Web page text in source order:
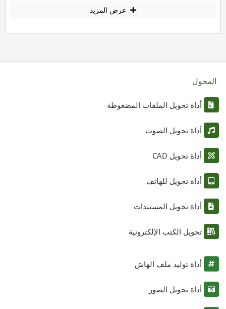
عرض المزيد
المحول
أداة تحويل الملفات المضغوطة
أداة تحويل الصوت
أداة تحويل CAD
أداة تحويل للهاتف
أداة تحويل المستندات
تحويل الكتب الإلكترونية
أداة توليد ملف الهاش
أداة تحويل الصور